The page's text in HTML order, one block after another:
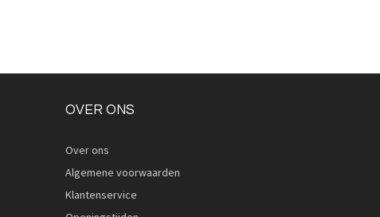
OVER ONS
Over ons
Algemene voorwaarden
Klantenservice